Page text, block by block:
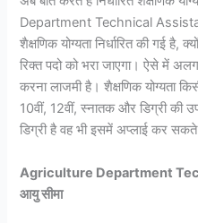
Department Technical
शैक्षणिक योग्यता निर्धारित की गई है,
रिक्त पदो को भरा जाएगा। ऐसे में
करना लाजमी है। शैक्षणिक योग्यता
10वीं, 12वीं, स्नातक और डिग्री की
डिग्री है वह भी इसमें अप्लाई कर
Agriculture Department
आयु सीमा